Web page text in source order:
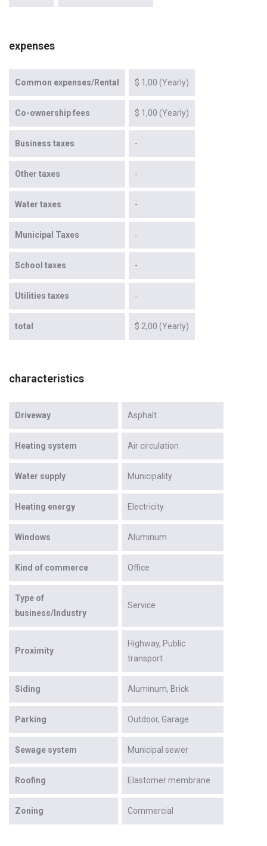
expenses
Common expenses/Rental $ 1,00 (Yearly)
Co-ownership fees $ 1,00 (Yearly)
Business taxes -
Other taxes -
Water taxes -
Municipal Taxes -
School taxes -
Utilities taxes -
total $ 2,00 (Yearly)
characteristics
Driveway Asphalt
Heating system Air circulation
Water supply Municipality
Heating energy Electricity
Windows Aluminum
Kind of commerce Office
Type of
business/Industry
Service
Proximity
Highway Public
transport
Siding Aluminum Brick
Parking Outdoor Garage
Sewage system Municipal sewer
Roofing Elastomer membrane
Zoning Commercial